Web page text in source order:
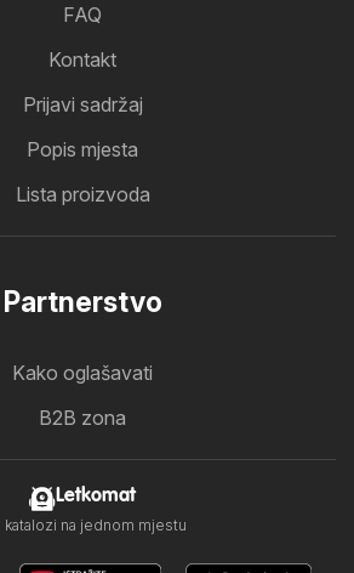
FAQ
Kontakt
Prijavi sadržaj
Popis mjesta
Lista proizvoda
Partnerstvo
Kako oglašavati
B2B zona
Letkomat
katalozi na jednom mjestu